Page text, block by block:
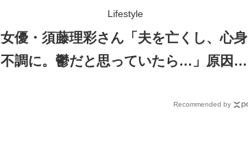
Lifestyle
女優・須藤理彩さん「夫を亡くし、心身
不調に。鬱だと思っていたら…」原因が
Recommended by